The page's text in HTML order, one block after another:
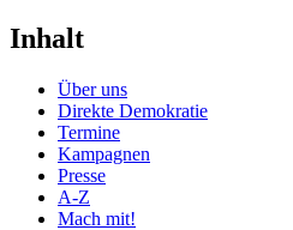
Inhalt
Über uns
Direkte Demokratie
Termine
Kampagnen
Presse
A-Z
Mach mit!